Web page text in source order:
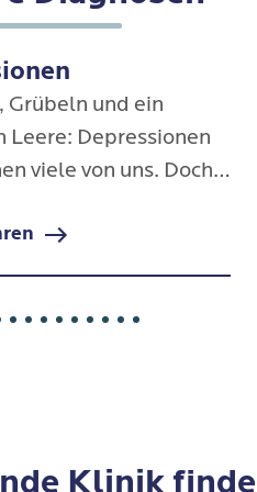
Grübeln und ein
Leere: Depressionen
viele von uns. Doch
eine effektive und
Behandlung
Klinik